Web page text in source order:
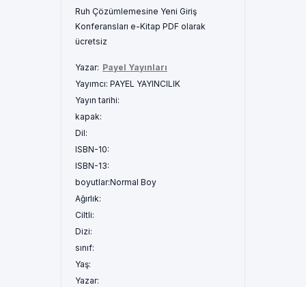
Ruh Çözümlemesine Yeni Giriş
Konferansları e-Kitap PDF olarak
ücretsiz
Yazar: Payel Yayınları
Yayımcı: PAYEL YAYINCILIK
Yayın tarihi:
kapak:
Dil:
ISBN-10:
ISBN-13:
boyutlar:Normal Boy
Ağırlık:
Ciltli:
Dizi:
sınıf:
Yaş:
Yazar: